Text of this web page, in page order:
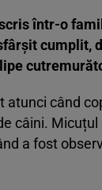
într-o
cumplit,
atunci când
câini.
a fost